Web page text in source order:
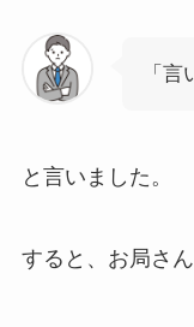
「
と言いました。
すると、お局さ